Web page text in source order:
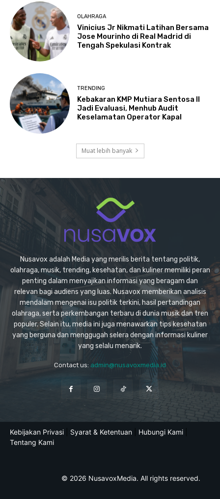
OLAHRAGA
Vinicius Jr Nikmati Latihan Bersama
Jose Mourinho di Real Madrid di
Tengah Spekulasi Kontrak
TRENDING
Kebakaran KMP Mutiara Sentosa II
Jadi Evaluasi, Menhub Audit
Keselamatan Operator Kapal
Muat lebih banyak
Nusavox adalah Media yang merilis berita tentang politik,
olahraga, musik, trending, kesehatan, dan kuliner memiliki peran
penting dalam menyajikan informasi yang beragam dan
relevan bagi audiens yang luas. Nusavox memberikan analisis
mendalam mengenai isu politik terkini, hasil pertandingan
olahraga, serta perkembangan terbaru di dunia musik dan tren
populer. Selain itu, media ini juga menawarkan tips kesehatan
yang berguna dan menggugah selera dengan informasi kuliner
yang selalu menarik.
Contact us: admin@nusavoxmedia.id
Kebijakan Privasi Syarat & Ketentuan Hubungi Kami
Tentang Kami
© 2026 NusavoxMedia. All rights reserved.